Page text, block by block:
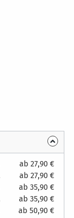
ab 27,90 €
ab 27,90 €
ab 35,90 €
ab 35,90 €
ab 50,90 €